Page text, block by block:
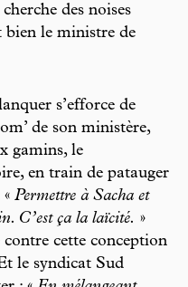
des noises
bien le ministre de
s’efforce de
de son ministère,
gamins, le
en train de patauger
Permettre à Sacha et
C’est ça la laïcité. »
cette conception
le syndicat Sud